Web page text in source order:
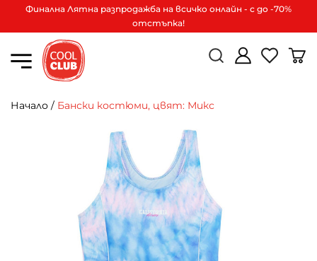
Финална Лятна разпродажба на всичко онлайн - с до -70%
отстъпка!
Начало / Бански костюми, цвят: Микс